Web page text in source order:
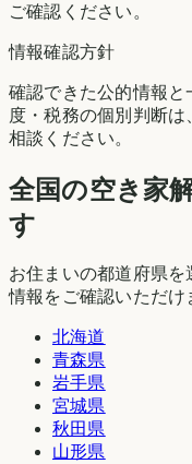
ご確認ください。
情報確認方針
確認できた公的情報と
度・税務の個別判断
相談ください。
全国の空き家
す
お住まいの都道府県
情報をご確認いただけ
北海道
青森県
岩手県
宮城県
秋田県
山形県